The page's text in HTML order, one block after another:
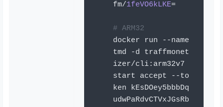
fm/1feVO6kLKE=
# ARM32
docker run
--name
tmd
-d traffmonet
izer/cli: arm32v7
start accept
--to
ken kEsDOey5bbbDq
udwPaRdvCTVxJGsRb